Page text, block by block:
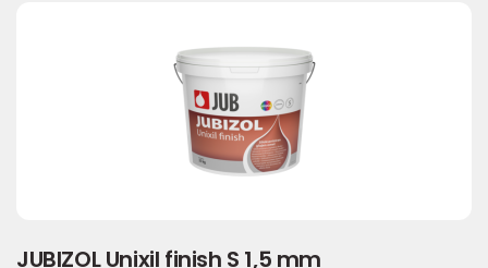
JUBIZOL Unixil finish S 1,5 mm